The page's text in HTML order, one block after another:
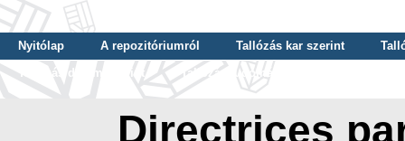
Nyitólap A repozitóriumról Tallózás kar szerint
Tallózás dátum szerint
Tallózás tudományterület szerint
Directrices